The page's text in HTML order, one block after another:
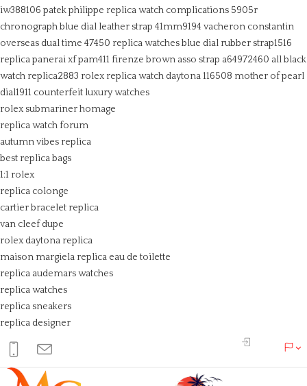
iw388106 patek philippe replica watch complications 5905r
chronograph blue dial leather strap 41mm9194 vacheron constantin
overseas dual time 47450 replica watches blue dial rubber strap1516
replica panerai xf pam411 firenze brown asso strap a64972460 all black
watch replica2883 rolex replica watch daytona 116508 mother of pearl
dial1911 counterfeit luxury watches
rolex submariner homage
replica watch forum
autumn vibes replica
best replica bags
1:1 rolex
replica colonge
cartier bracelet replica
van cleef dupe
rolex daytona replica
maison margiela replica eau de toilette
replica audemars watches
replica watches
replica sneakers
replica designer